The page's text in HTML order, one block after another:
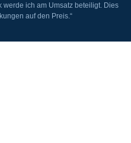
ich am Umsatz beteiligt. Dies
auf den Preis.“